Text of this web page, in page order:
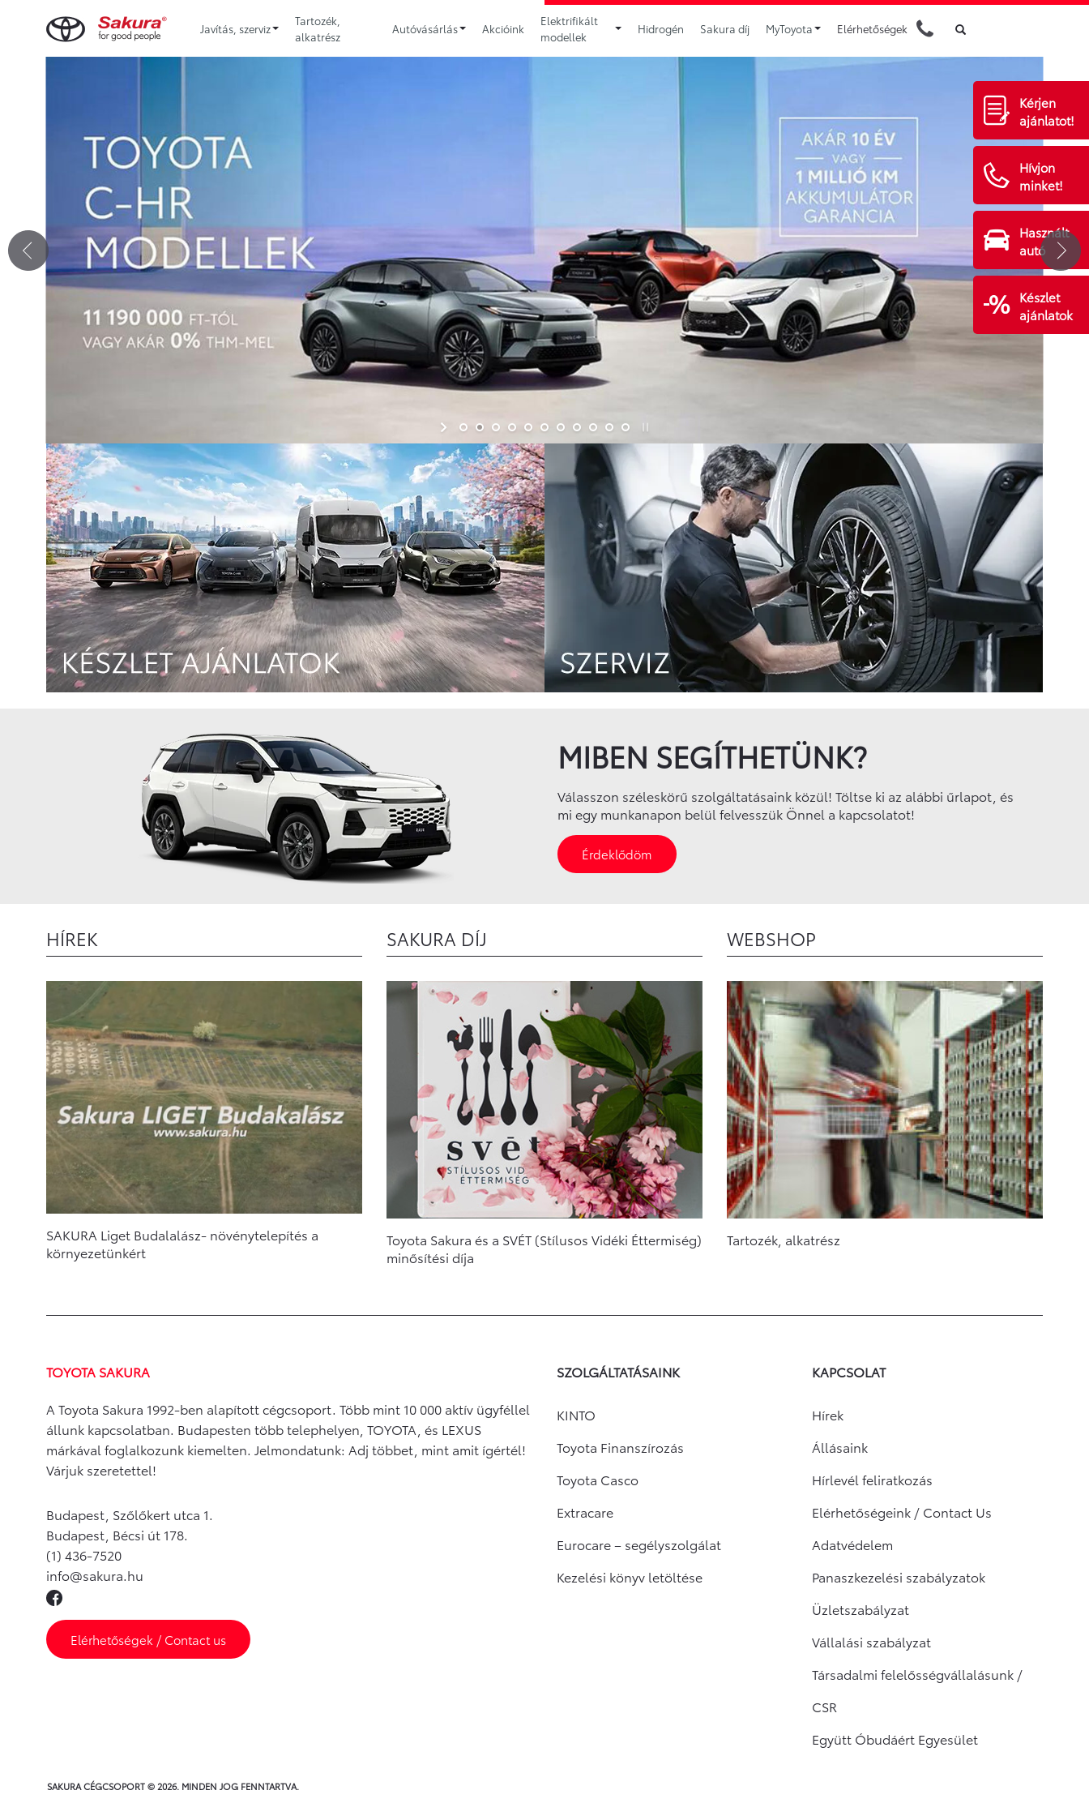
Kérjen
ajánlatot!
Hívjon
minket!
Használt
autó
Készlet
ajánlatok
Javítás, szerviz
Tartozék,
alkatrész
Autóvásárlás Akcióink
Elektrifikált
modellek
Hidrogén Sakura díj MyToyota Elérhetőségek
MIBEN SEGÍTHETÜNK?
Válasszon széleskörű szolgáltatásaink közül! Töltse ki az alábbi űrlapot, és
mi egy munkanapon belül felvesszük Önnel a kapcsolatot!
Érdeklődöm
HÍREK
SAKURA Liget Budalalász- növénytelepítés a
környezetünkért
SAKURA DÍJ
Toyota Sakura és a SVÉT (Stílusos Vidéki Éttermiség)
minősítési díja
WEBSHOP
Tartozék, alkatrész
TOYOTA SAKURA
A Toyota Sakura 1992-ben alapított cégcsoport. Több mint 10 000 aktív ügyféllel
állunk kapcsolatban. Budapesten több telephelyen, TOYOTA, és LEXUS
márkával foglalkozunk kiemelten. Jelmondatunk: Adj többet, mint amit ígértél!
Várjuk szeretettel!
Budapest, Szőlőkert utca 1.
Budapest, Bécsi út 178.
(1) 436-7520
info@sakura.hu
Elérhetőségek / Contact us
SZOLGÁLTATÁSAINK
KINTO
Toyota Finanszírozás
Toyota Casco
Extracare
Eurocare – segélyszolgálat
Kezelési könyv letöltése
KAPCSOLAT
Hírek
Állásaink
Hírlevél feliratkozás
Elérhetőségeink / Contact Us
Adatvédelem
Panaszkezelési szabályzatok
Üzletszabályzat
Vállalási szabályzat
Társadalmi felelősségvállalásunk /
CSR
Együtt Óbudáért Egyesület
SAKURA CÉGCSOPORT © 2026. MINDEN JOG FENNTARTVA.